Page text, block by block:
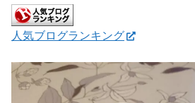
人気ブログランキング